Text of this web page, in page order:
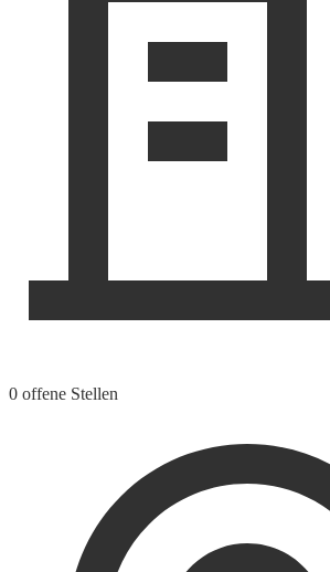
0 offene Stellen